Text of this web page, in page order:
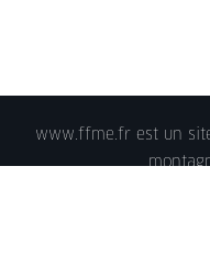
www.ffme.fr est un